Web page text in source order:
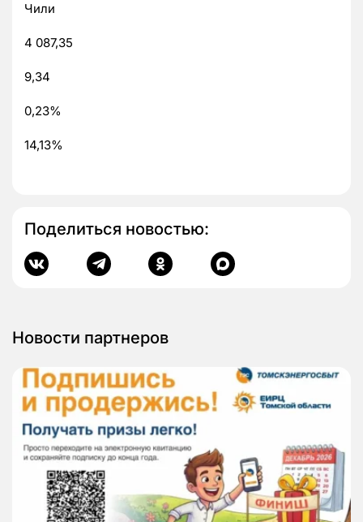
Чили
4 087,35
9,34
0,23%
14,13%
Поделиться новостью:
Новости партнеров